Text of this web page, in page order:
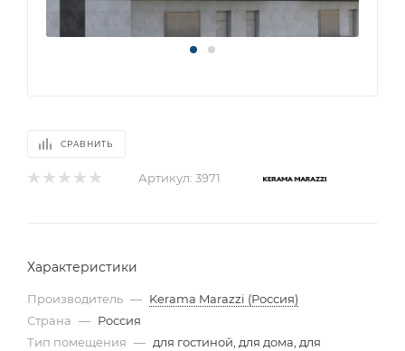
СРАВНИТЬ
Артикул: 3971
Характеристики
Производитель — Kerama Marazzi (Россия)
Страна — Россия
Тип помещения — для гостиной, для дома, для